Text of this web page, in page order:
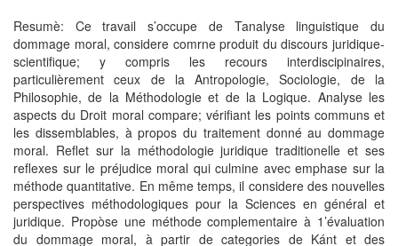
Resumè: Ce travail s’occupe de Tanalyse linguistique du
dommage moral, considere comrne produit du discours juridique-
scientifique; y compris les recours interdiscipinaires,
particulièrement ceux de la Antropologie, Sociologie, de la
Philosophie, de la Méthodologie et de la Logique. Analyse les
aspects du Droit moral compare; vérifiant les points communs et
les dissemblables, à propos du traitement donné au dommage
moral. Reflet sur la méthodologie juridique traditionelle et ses
reflexes sur le préjudice moral qui culmine avec emphase sur la
méthode quantitative. En même temps, il considere des nouvelles
perspectives méthodologiques pour la Sciences en général et
juridique. Propòse une méthode complementaire à 1’évaluation
du dommage moral, à partir de categories de Kánt et des